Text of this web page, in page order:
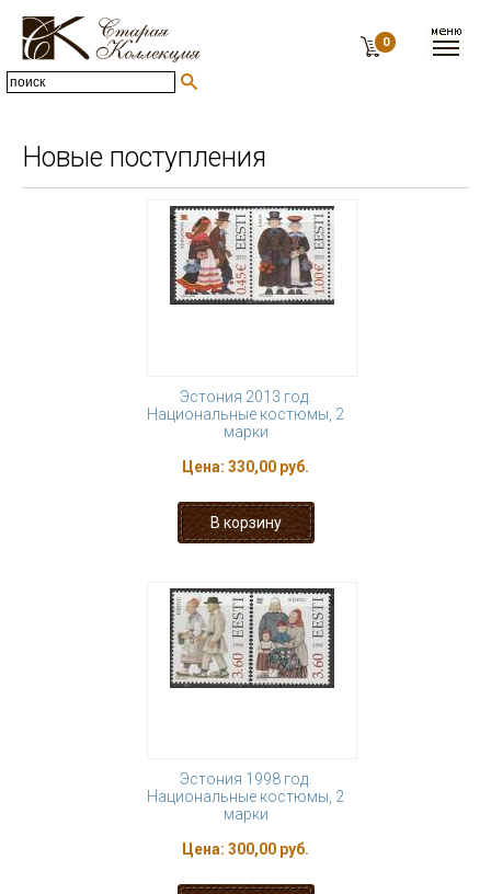
0
Новые поступления
Эстония 2013 год.
Национальные костюмы, 2
марки
Цена: 330,00 руб.
Эстония 1998 год.
Национальные костюмы, 2
марки
Цена: 300,00 руб.